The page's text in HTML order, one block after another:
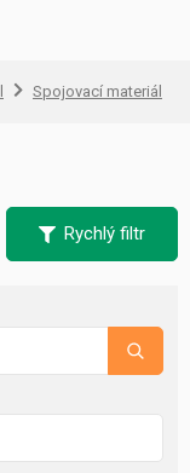
Spojovací materiál
Rychlý filtr